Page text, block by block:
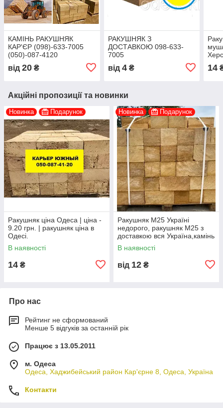
КАМІНЬ РАКУШНЯК
КАР'ЄР (098)-633-7005
(050)-087-4120
від 20 ₴
РАКУШНЯК З
ДОСТАВКОЮ 098-633-
7005
від 4₴ 14
Акційні пропозиції та новинки
Новинка Подарунок
Ракушняк ціна Одеса | ціна -
9.20 грн. | ракушняк ціна в
Одесі.
В наявності
14 ₴
Новинка Подарунок
Ракушняк М25 Україні
недорого, ракушняк М25 з
доставкою вся Україна,камінь
ракушняк М25 виробник
В наявності
від 12 ₴
Про нас
Рейтинг не сформований
Менше 5 відгуків за останній рік
Працює з 13.05.2011
м. Одеса
Одеса, Хаджибейський район Кар'єрне 8, Одеса, Україна
Контакти